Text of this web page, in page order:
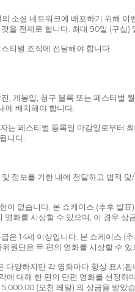
소셜 네트워크에 배포하기 위해
을 전제로 합니다. 최대 90일 (구십)
티벌 조직에 전달해야 합니다.
개봉일, 청구 블록 또는 페스티벌
에 배치해야 합니다.
는 페스티벌 등록일 마감일로부
니다.
정보를 기한 내에 전달하고 법적
없습니다. 본 쇼케이스 (추후 발
화를 시상할 수 있으며, 이 경우
은 14세 이상입니다. 본 쇼케이스
원단은 두 편의 영화를 시상할 수
양하지만 각 영화마다 항상 표시
대해 한 편의 단편 영화를 선정
(오천 레알) 의 상금을 받